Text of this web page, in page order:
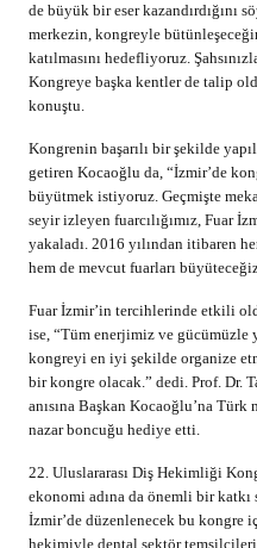
de büyük bir eser kazandırdığını
merkezin, kongreyle
katılmasını hedefliyoruz.
Kongreye başka kentler de talip
konuştu.
Kongrenin başarılı bir şekilde
getiren Kocaoğlu da, “İzmir’de
büyütmek istiyoruz. Geçmişte
seyir izleyen fuarcılığımız, Fuar
yakaladı. 2016 yılından itibaren
hem de mevcut fuarları
Fuar İzmir’in tercihlerinde etkili
ise, “Tüm enerjimiz ve gücümüzle
kongreyi en iyi şekilde organize
bir kongre olacak.” dedi. Prof. Dr.
anısına Başkan Kocaoğlu’na
nazar boncuğu hediye etti.
22. Uluslararası Diş Hekimliği
ekonomi adına da önemli bir katkı
İzmir’de düzenlenecek bu kongre
hekimiyle dental sektör